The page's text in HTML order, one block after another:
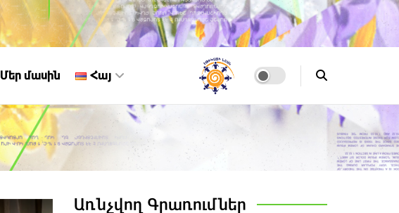
Մեր մասին Հայ
Առնչվող Գրառումներ